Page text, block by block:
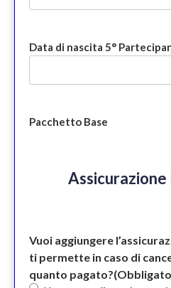
Data di nascita 5°
Pacchetto Base
Vuoi aggiungere
ti permette in caso di
quanto pagato?